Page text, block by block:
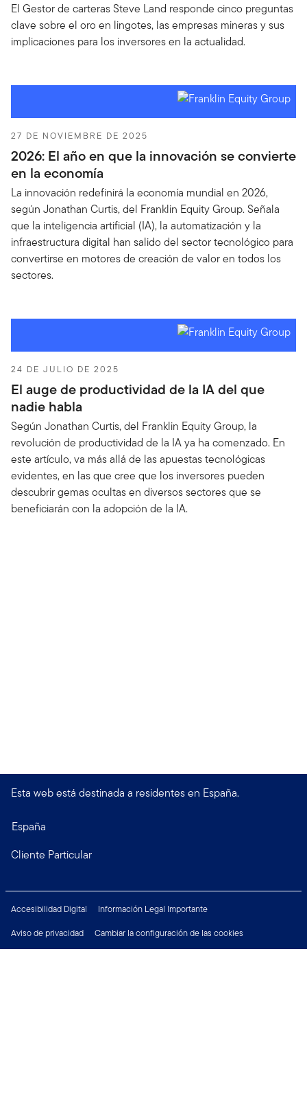
El Gestor de carteras Steve Land responde cinco preguntas
clave sobre el oro en lingotes, las empresas mineras y sus
implicaciones para los inversores en la actualidad.
27 DE NOVIEMBRE DE 2025
2026: El año en que la innovación se convierte
en la economía
La innovación redefinirá la economía mundial en 2026,
según Jonathan Curtis, del Franklin Equity Group. Señala
que la inteligencia artificial (IA), la automatización y la
infraestructura digital han salido del sector tecnológico para
convertirse en motores de creación de valor en todos los
sectores.
24 DE JULIO DE 2025
El auge de productividad de la IA del que
nadie habla
Según Jonathan Curtis, del Franklin Equity Group, la
revolución de productividad de la IA ya ha comenzado. En
este artículo, va más allá de las apuestas tecnológicas
evidentes, en las que cree que los inversores pueden
descubrir gemas ocultas en diversos sectores que se
beneficiarán con la adopción de la IA.
Esta web está destinada a residentes en España.
España
Cliente Particular
Accesibilidad Digital
Información Legal Importante
Aviso de privacidad
Cambiar la configuración de las cookies